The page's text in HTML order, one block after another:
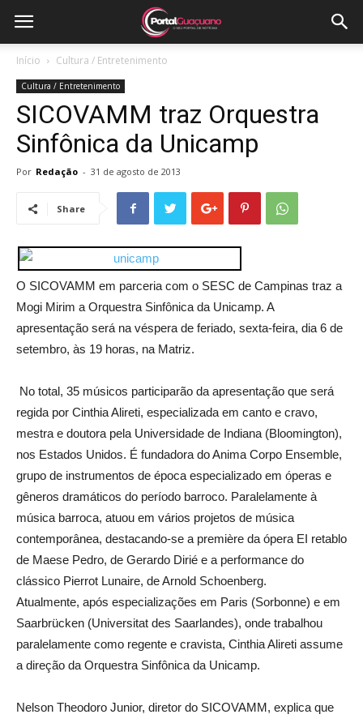
Início Cultura / Entretenimento
Cultura / Entretenimento
SICOVAMM traz Orquestra
Sinfônica da Unicamp
Por Redação - 31 de agosto de 2013
Share
O SICOVAMM em parceria com o SESC de Campinas traz a
Mogi Mirim a Orquestra Sinfônica da Unicamp. A
apresentação será na véspera de feriado, sexta-feira, dia 6 de
setembro, às 19 horas, na Matriz.
No total, 35 músicos participarão da apresentação que será
regida por Cinthia Alireti, especializada em canto e cravo,
mestra e doutora pela Universidade de Indiana (Bloomington),
nos Estados Unidos. É fundadora do Anima Corpo Ensemble,
grupo de instrumentos de época especializado em óperas e
gêneros dramáticos do período barroco. Paralelamente à
música barroca, atuou em vários projetos de música
contemporânea, destacando-se a première da ópera EI retablo
de Maese Pedro, de Gerardo Dirié e a performance do
clássico Pierrot Lunaire, de Arnold Schoenberg.
Atualmente, após especializações em Paris (Sorbonne) e em
Saarbrücken (Universitat des Saarlandes), onde trabalhou
paralelamente como regente e cravista, Cinthia Alireti assume
a direção da Orquestra Sinfônica da Unicamp.
Nelson Theodoro Junior, diretor do SICOVAMM, explica que